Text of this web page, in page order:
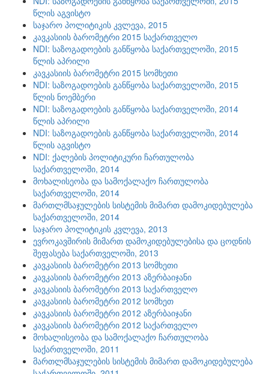
წლის აგვისტო
საჯარო პოლიტიკის კვლევა, 2015
კავკასიის ბარომეტრი 2015 საქართველო
NDI: საზოგადოების განწყობა საქართველოში, 2015
წლის აპრილი
კავკასიის ბარომეტრი 2015 სომხეთი
NDI: საზოგადოების განწყობა საქართველოში, 2015
წლის ნოემბერი
NDI: საზოგადოების განწყობა საქართველოში, 2014
წლის აპრილი
NDI: საზოგადოების განწყობა საქართველოში, 2014
წლის აგვისტო
NDI: ქალების პოლიტიკური ჩართულობა
საქართველოში, 2014
მოხალისეობა და სამოქალაქო ჩართულობა
საქართველოში, 2014
მართლმსაჯულების სისტემის მიმართ დამოკიდებულება
საქართველოში, 2014
საჯარო პოლიტიკის კვლევა, 2013
ევროკავშირის მიმართ დამოკიდებულებისა და ცოდნის
შეფასება საქართველოში, 2013
კავკასიის ბარომეტრი 2013 სომხეთი
კავკასიის ბარომეტრი 2013 აზერბაიჯანი
კავკასიის ბარომეტრი 2013 საქართველო
კავკასიის ბარომეტრი 2012 სომხეთ
კავკასიის ბარომეტრი 2012 აზერბაიჯანი
კავკასიის ბარომეტრი 2012 საქართველო
მოხალისეობა და სამოქალაქო ჩართულობა
საქართველოში, 2011
მართლმსაჯულების სისტემის მიმართ დამოკიდებულება